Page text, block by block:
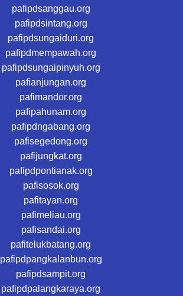
pafipdsanggau.org
pafipdsintang.org
pafipdsungaiduri.org
pafipdmempawah.org
pafipdsungaipinyuh.org
pafianjungan.org
pafimandor.org
pafipahunam.org
pafipdngabang.org
pafisegedong.org
pafijungkat.org
pafipdpontianak.org
pafisosok.org
pafitayan.org
pafimeliau.org
pafisandai.org
pafitelukbatang.org
pafipdpangkalanbun.org
pafipdsampit.org
pafipdpalangkaraya.org